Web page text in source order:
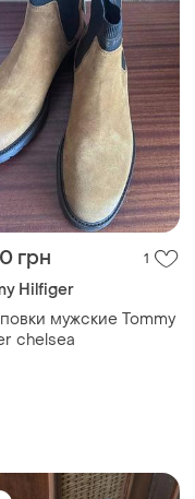
грн 1
Hilfiger
мужские Tommy
chelsea